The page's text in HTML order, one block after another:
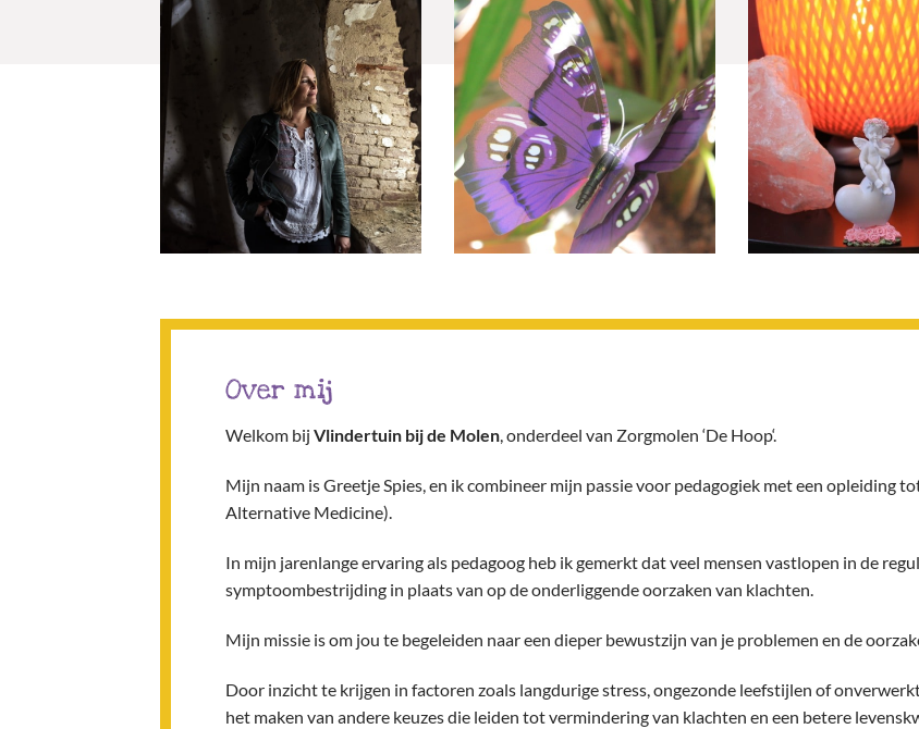
Over mij
Welkom bij Vlindertuin bij de Molen, onderdeel van Zorgmolen ‘De Hoop‘.
Mijn naam is Greetje Spies, en ik combineer mijn passie voor pedagogiek met een opleiding
Alternative Medicine).
In mijn jarenlange ervaring als pedagoog heb ik gemerkt dat veel mensen vastlopen in de
symptoombestrijding in plaats van op de onderliggende oorzaken van klachten.
Mijn missie is om jou te begeleiden naar een dieper bewustzijn van je problemen en de
Door inzicht te krijgen in factoren zoals langdurige stress, ongezonde leefstijlen of
het maken van andere keuzes die leiden tot vermindering van klachten en een betere